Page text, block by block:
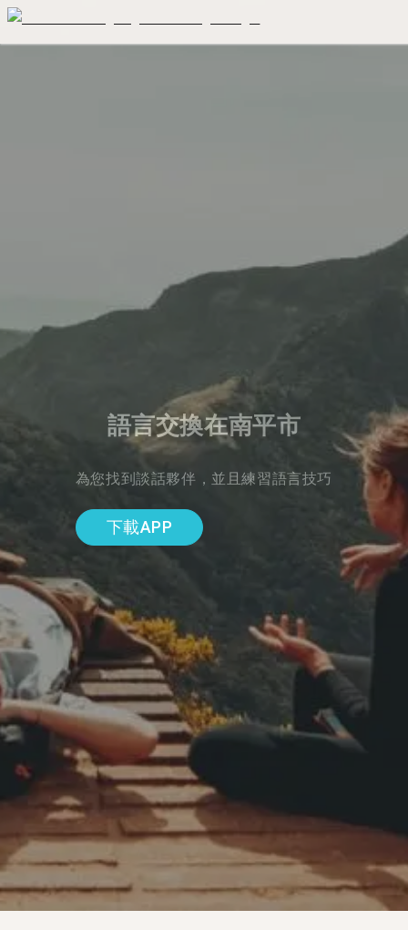
語言交換在南平市
為您找到談話夥伴，並且練習語言技巧
下載APP